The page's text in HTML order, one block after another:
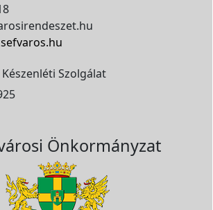
Szolgálat
Önkormányzat